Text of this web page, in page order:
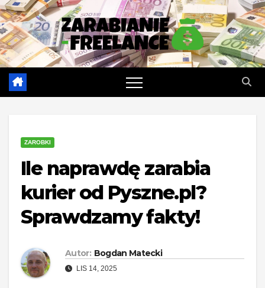
Skip
to
content
ZAROBKI
Ile naprawdę zarabia
kurier od Pyszne.pl?
Sprawdzamy fakty!
Autor: Bogdan Matecki
LIS 14, 2025